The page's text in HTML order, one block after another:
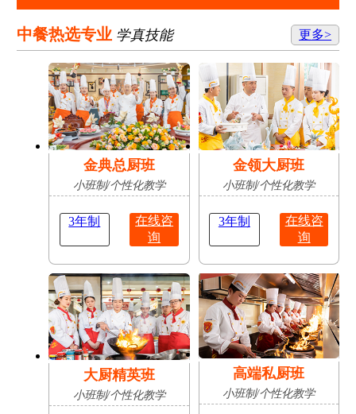
南
占
程红红 安徽铜
陵
14岁 成功抢
高中阶段预备技师班
张志强 安徽宿
州
15岁
占
计算机应用技术
李涛
安徽合
肥
17岁 成功抢
机电技术应用
陈志豪 安徽亳
州
16岁 成功抢
占
无人机应用技术
中餐热选专业 学真技能 更多>
金典总厨班
小班制/个性化教学
3年制
在线咨
询
金领大厨班
小班制/个性化教学
3年制
在线咨
询
大厨精英班
小班制/个性化教学
高端私厨班
小班制/个性化教学